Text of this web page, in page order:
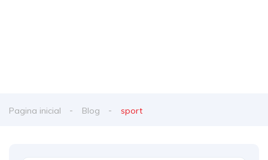
Pagina inicial Blog sport